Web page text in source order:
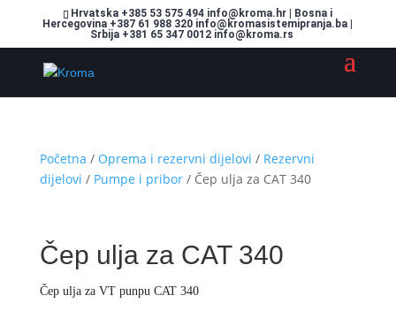
Hrvatska +385 53 575 494 info@kroma.hr | Bosna i
Hercegovina +387 61 988 320 info@kromasistemipranja.ba |
Srbija +381 65 347 0012 info@kroma.rs
Početna / Oprema i rezervni dijelovi / Rezervni
dijelovi / Pumpe i pribor/ Čep ulja za CAT 340
Čep ulja za CAT 340
Čep ulja za VT punpu CAT 340